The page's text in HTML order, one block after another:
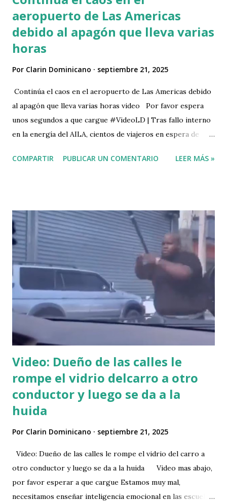
aeropuerto de Las Americas
debido al apagón que lleva varias
horas
Por Clarin Dominicano septiembre 21, 2025
Continúa el caos en el aeropuerto de Las Americas debido
al apagón que lleva varias horas video Por favor espera
unos segundos a que cargue #VideoLD | Tras fallo interno
en la energía del AILA, cientos de viajeros en espera de
pic.twitter.com/ZYqUYV4V5I — LISTÍN DIARIO
COMPARTIR PUBLICAR UN COMENTARIO LEER MÁS »
Video: Dueño de las calles le
rompe el vidrio delcarro a otro
conductor y luego se da a la
huida
Por Clarin Dominicano septiembre 21, 2025
Video: Dueño de las calles le rompe el vidrio del carro a
otro conductor y luego se da a la huida Video mas abajo,
por favor esperar a que cargue Estamos muy mal,
necesitamos enseñar inteligencia emocional en las escuelas;